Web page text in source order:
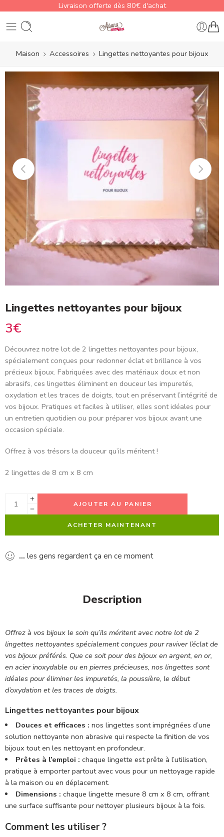
Livraison offerte dès 80€ d'achat
Maison Accessoires Lingettes nettoyantes pour bijoux
Lingettes nettoyantes pour bijoux
3€
Découvrez notre lot de 2 lingettes nettoyantes pour bijoux,
spécialement conçues pour redonner éclat et brillance à vos
précieux bijoux. Fabriquées avec des matériaux doux et non
abrasifs, ces lingettes éliminent en douceur les impuretés,
oxydation et les traces de doigts, tout en préservant l’intégrité de
vos bijoux. Pratiques et faciles à utiliser, elles sont idéales pour
un entretien quotidien ou pour préparer vos bijoux avant une
occasion spéciale.
Offrez à vos trésors la douceur qu’ils méritent !
2 lingettes de 8 cm x 8 cm
AJOUTER AU PANIER
ACHETER MAINTENANT
... les gens regardent ça en ce moment
Description
Offrez à vos bijoux le soin qu’ils méritent avec notre lot de 2
lingettes nettoyantes spécialement conçues pour raviver l’éclat de
vos bijoux préférés. Que ce soit pour des bijoux en argent, en or,
en acier inoxydable ou en pierres précieuses, nos lingettes sont
idéales pour éliminer les impuretés, la poussière, le début
d’oxydation et les traces de doigts.
Lingettes nettoyantes pour bijoux
Douces et efficaces : nos lingettes sont imprégnées d’une
solution nettoyante non abrasive qui respecte la finition de vos
bijoux tout en les nettoyant en profondeur.
Prêtes à l’emploi : chaque lingette est prête à l’utilisation,
pratique à emporter partout avec vous pour un nettoyage rapide
à la maison ou en déplacement.
Dimensions : chaque lingette mesure 8 cm x 8 cm, offrant
une surface suffisante pour nettoyer plusieurs bijoux à la fois.
Comment les utiliser ?